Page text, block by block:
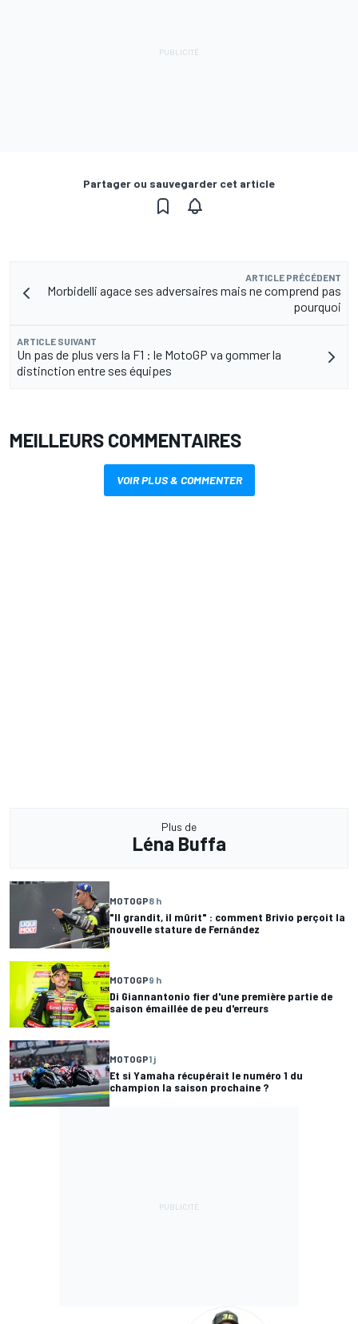
Partager ou sauvegarder cet article
ARTICLE PRÉCÉDENT
Morbidelli agace ses adversaires mais ne comprend pas
pourquoi
ARTICLE SUIVANT
Un pas de plus vers la F1 : le MotoGP va gommer la
distinction entre ses équipes
MEILLEURS COMMENTAIRES
VOIR PLUS & COMMENTER
Plus de
Léna Buffa
MOTOGP8 h
"Il grandit, il mûrit" : comment Brivio perçoit la
nouvelle stature de Fernández
MOTOGP9 h
Di Giannantonio fier d'une première partie de
saison émaillée de peu d'erreurs
MOTOGP1 j
Et si Yamaha récupérait le numéro 1 du
champion la saison prochaine ?